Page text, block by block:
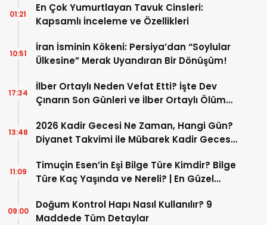
En Çok Yumurtlayan Tavuk Cinsleri:
Kapsamlı İnceleme ve Özellikleri
01:21
İran İsminin Kökeni: Persiya’dan “Soylular
Ülkesine” Merak Uyandıran Bir Dönüşüm!
10:51
İlber Ortaylı Neden Vefat Etti? İşte Dev
Çınarın Son Günleri ve İlber Ortaylı Ölüm
17:34
2026 Kadir Gecesi Ne Zaman, Hangi Gün?
Diyanet Takvimi ile Mübarek Kadir Gecesi
13:48
Timuçin Esen’in Eşi Bilge Türe Kimdir? Bilge
Türe Kaç Yaşında ve Nereli? | En Güzel
11:09
Doğum Kontrol Hapı Nasıl Kullanılır? 9
Maddede Tüm Detaylar
09:00